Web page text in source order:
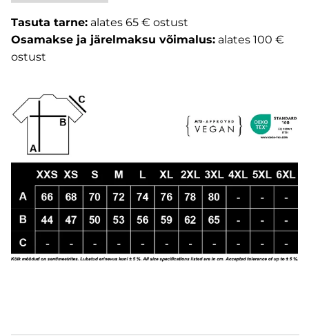
Tasuta tarne: alates 65 € ostust
Osamakse ja järelmaksu võimalus: alates 100 €
ostust